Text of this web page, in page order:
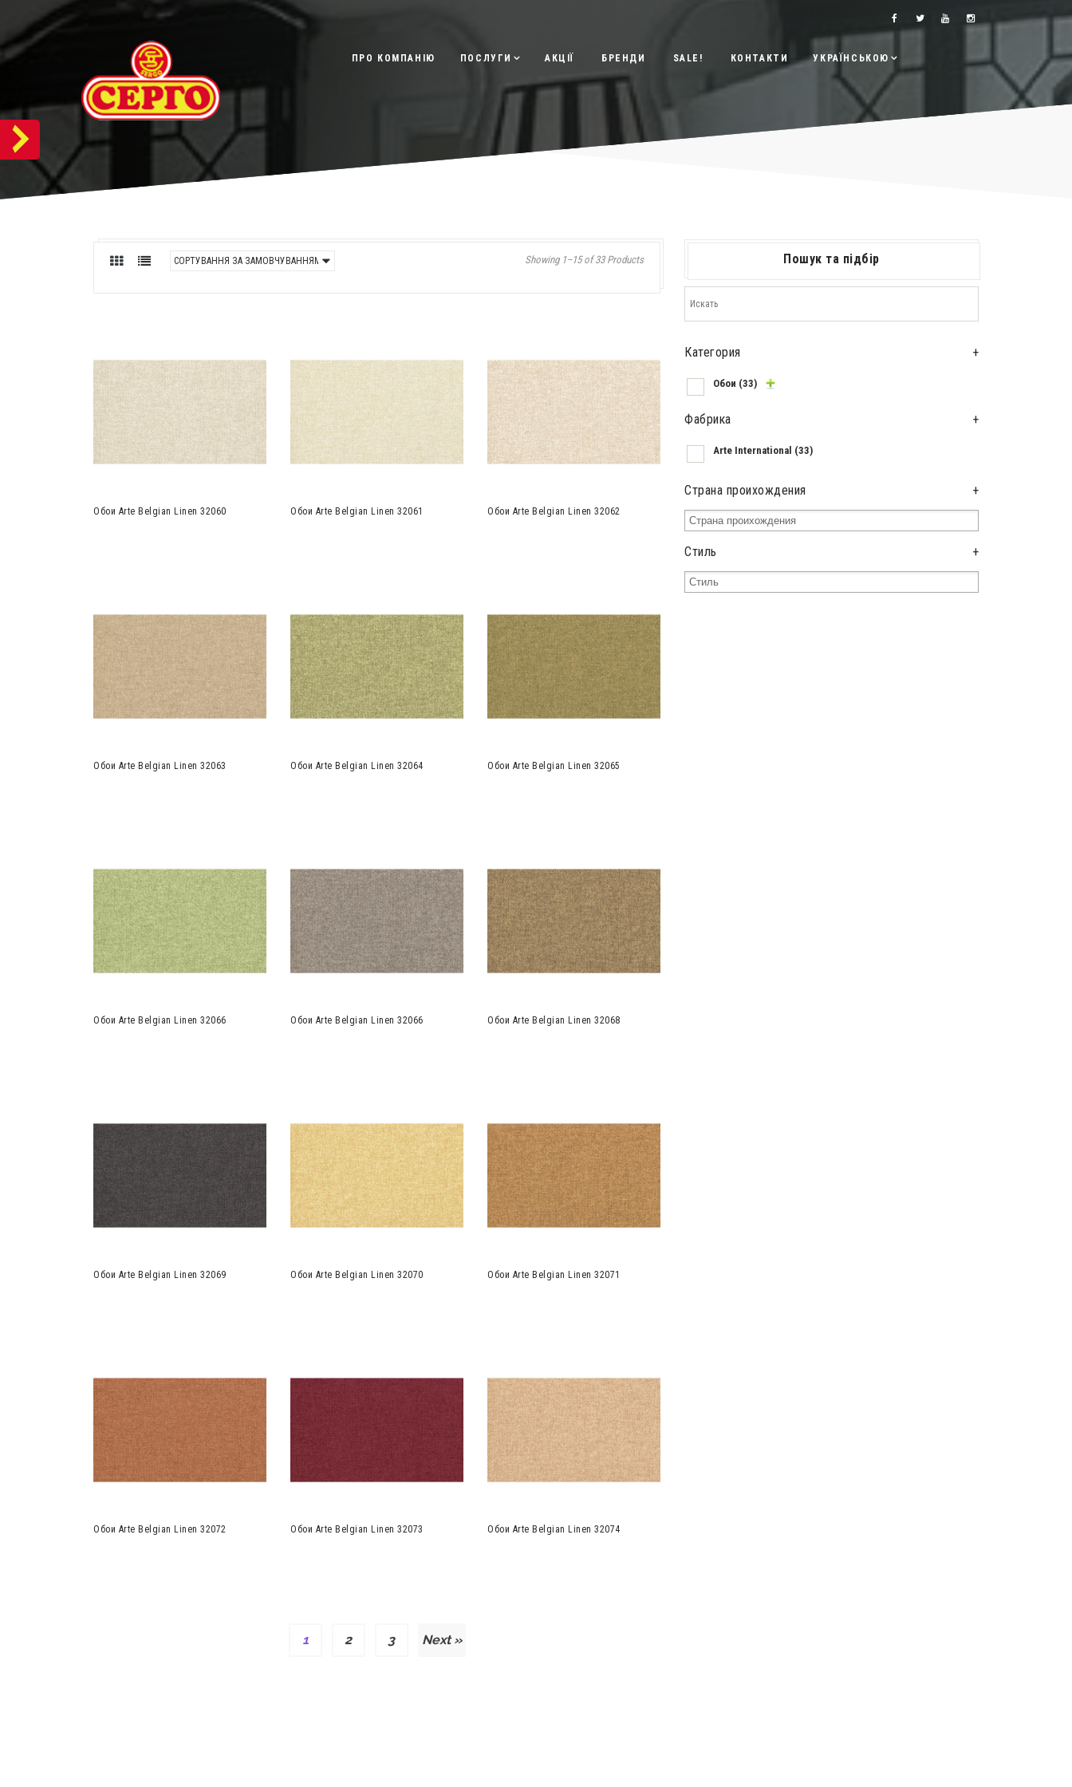
ПРО КОМПАНІЮ ПОСЛУГИ АКЦІЇ БРЕНДИ SALE! КОНТАКТИ УКРАЇНСЬКОЮ
Showing 1–15 of 33 Products
Обои Arte Belgian Linen 32060 Обои Arte Belgian Linen 32061 Обои Arte Belgian Linen 32062
Обои Arte Belgian Linen 32063 Обои Arte Belgian Linen 32064 Обои Arte Belgian Linen 32065
Обои Arte Belgian Linen 32066 Обои Arte Belgian Linen 32066 Обои Arte Belgian Linen 32068
Обои Arte Belgian Linen 32069 Обои Arte Belgian Linen 32070 Обои Arte Belgian Linen 32071
Обои Arte Belgian Linen 32072 Обои Arte Belgian Linen 32073 Обои Arte Belgian Linen 32074
1 2 3 Next »
Пошук та підбір
Категория +
Обои (33)
Фабрика +
Arte International (33)
Страна проихождения +
Стиль +